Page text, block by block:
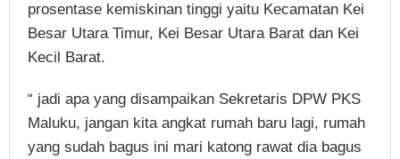
prosentase kemiskinan tinggi yaitu Kecamatan Kei
Besar Utara Timur, Kei Besar Utara Barat dan Kei
Kecil Barat.
“ jadi apa yang disampaikan Sekretaris DPW PKS
Maluku, jangan kita angkat rumah baru lagi, rumah
yang sudah bagus ini mari katong rawat dia bagus